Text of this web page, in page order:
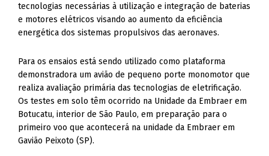
tecnologias necessárias à utilização e integração de baterias
e motores elétricos visando ao aumento da eficiência
energética dos sistemas propulsivos das aeronaves.
Para os ensaios está sendo utilizado como plataforma
demonstradora um avião de pequeno porte monomotor que
realiza avaliação primária das tecnologias de eletrificação.
Os testes em solo têm ocorrido na Unidade da Embraer em
Botucatu, interior de São Paulo, em preparação para o
primeiro voo que acontecerá na unidade da Embraer em
Gavião Peixoto (SP).